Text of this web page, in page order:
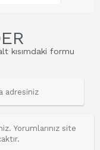
kısımdaki formu